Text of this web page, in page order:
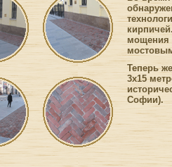
мощения
Теперь
3х15
Софии).